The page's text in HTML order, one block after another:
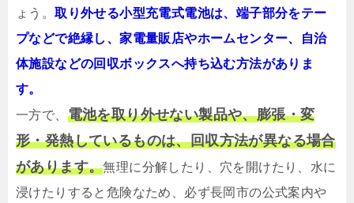
ょう。取り外せる小型充電式電池は、端子部分をテー
プなどで絶縁し、家電量販店やホームセンター、自治
体施設などの回収ボックスへ持ち込む方法がありま
す。
一方で、 電池を取り外せない製品や、膨張・変
形・発熱しているものは、回収方法が異なる場合
があります。無理に分解したり、穴を開けたり、水に
浸けたりすると危険なため、必ず長岡市の公式案内や